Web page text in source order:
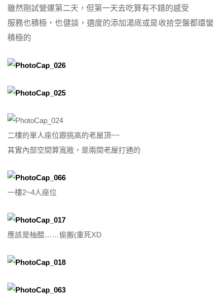
雖然剛試營運第二天，但第一天去吃算有不錯的感受
服務也積極，也健談，適度的添加湯底或是收拾空盤都還蠻
積極的
二樓的單人座位跟挑高的老屋頂~~
其實內部空間算寬敞，是兩間老屋打通的
一樓2~4人座位
應該是柚醋……偷搬(重死XD